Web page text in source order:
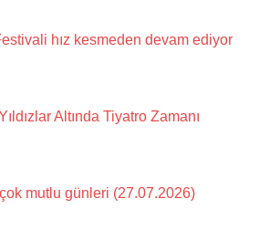
hız kesmeden devam ediyor
Altında Tiyatro Zamanı
çok mutlu günleri (27.07.2026)